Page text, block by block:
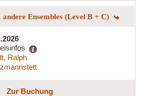
Ensembles (Level B + C)
Ralph
Zur Buchung